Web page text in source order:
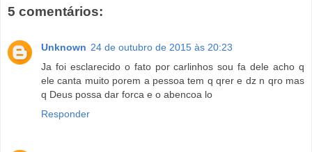
5 comentários:
Unknown 24 de outubro de 2015 às 20:23
Ja foi esclarecido o fato por carlinhos sou fa dele acho q
ele canta muito porem a pessoa tem q qrer e dz n qro mas
q Deus possa dar forca e o abencoa lo
Responder